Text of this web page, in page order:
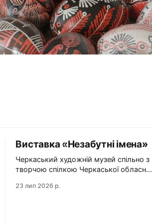
Виставка «Незабутні імена»
Черкаський художній музей спільно з
творчою спілкою Черкаської обласної
художників України презентує
23 лип 2026 р.